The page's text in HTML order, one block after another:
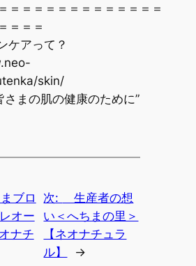
＝＝＝＝＝＝＝＝＝＝＝＝＝
＝＝＝
アって？
skin/
の肌の健康のために”
ブロ
オー
ナチ
次:
生産者の想
い＜へちまの里＞
【ネオナチュラ
ル】
→